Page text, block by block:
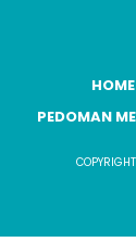
HOME
PEDOMAN